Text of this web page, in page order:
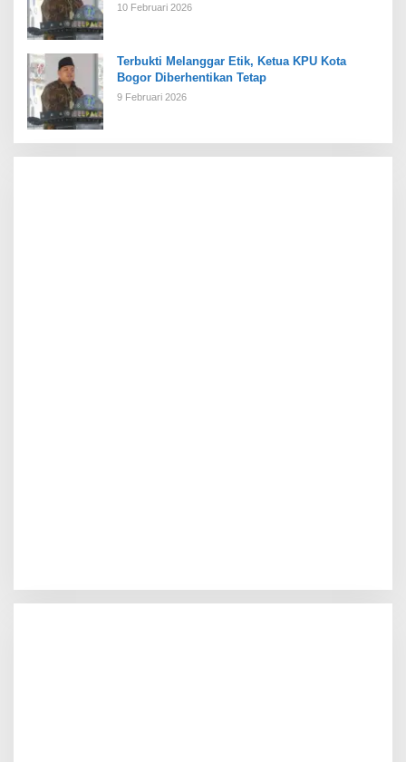
10 Februari 2026
Terbukti Melanggar Etik, Ketua KPU Kota
Bogor Diberhentikan Tetap
9 Februari 2026